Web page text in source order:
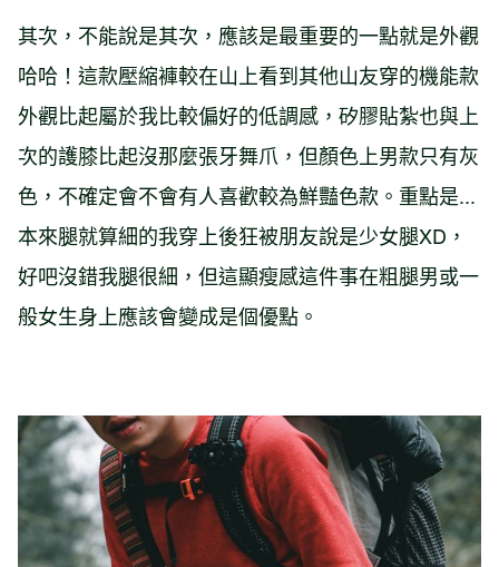
其次，不能說是其次，應該是最重要的一點就是外觀
哈哈！這款壓縮褲較在山上看到其他山友穿的機能款
外觀比起屬於我比較偏好的低調感，矽膠貼紮也與上
次的護膝比起沒那麼張牙舞爪，但顏色上男款只有灰
色，不確定會不會有人喜歡較為鮮豔色款。重點是...
本來腿就算細的我穿上後狂被朋友說是少女腿XD，
好吧沒錯我腿很細，但這顯瘦感這件事在粗腿男或一
般女生身上應該會變成是個優點。